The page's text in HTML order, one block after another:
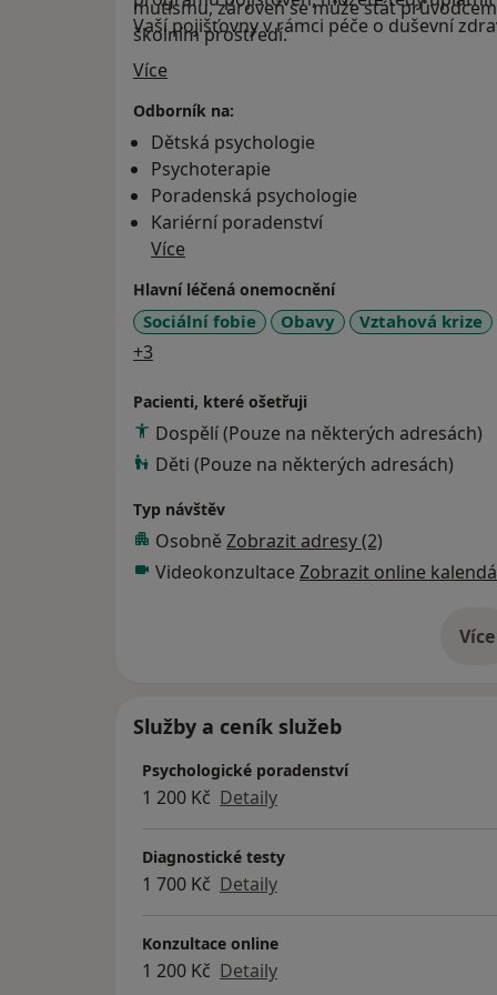
mutismu, zároveň se může stát
školním prostředí.
Vaší pojišťovny v rámci péče o duševní
Více
Odborník na:
Dětská psychologie
Psychoterapie
Poradenská psychologie
Kariérní poradenství
Více
Hlavní léčená onemocnění
Sociální fobie Obavy Vztahová krize
+3
Pacienti, které ošetřuji
Dospělí (Pouze na některých adresách)
Děti (Pouze na některých adresách)
Typ návštěv
Osobně Zobrazit adresy (2)
Videokonzultace Zobrazit online
Více
o
Služby a ceník služeb
Psychologické poradenství
1 200 Kč Detaily
Diagnostické testy
1 700 Kč Detaily
Konzultace online
1 200 Kč Detaily